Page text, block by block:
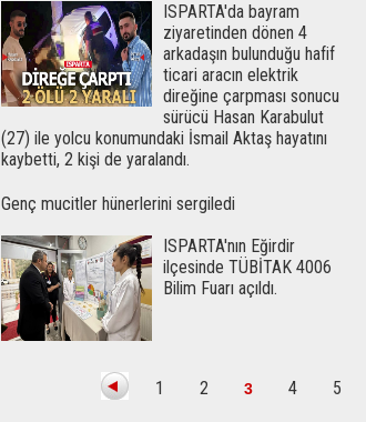
ISPARTA'da bayram
ziyaretinden dönen 4
arkadaşın bulunduğu hafif
ticari aracın elektrik
direğine çarpması sonucu
sürücü Hasan Karabulut
(27) ile yolcu konumundaki İsmail Aktaş hayatını
kaybetti, 2 kişi de yaralandı.
Genç mucitler hünerlerini sergiledi
ISPARTA'nın Eğirdir
ilçesinde TÜBİTAK 4006
Bilim Fuarı açıldı.
1 2 3 4 5